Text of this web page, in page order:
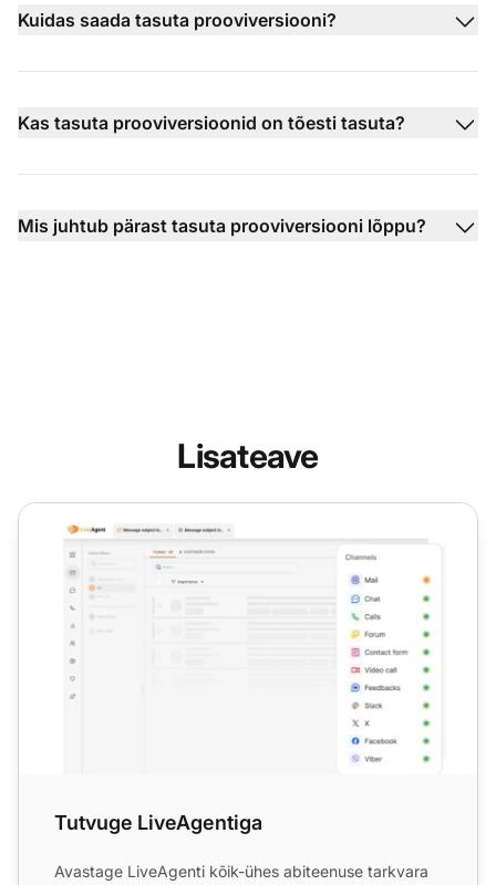
Kuidas saada tasuta prooviversiooni?
Kas tasuta prooviversioonid on tõesti tasuta?
Mis juhtub pärast tasuta prooviversiooni lõppu?
Lisateave
Tutvuge LiveAgentiga
Tutvuge LiveAgentiga
Avastage LiveAgenti kõik-ühes abiteenuse tarkvara